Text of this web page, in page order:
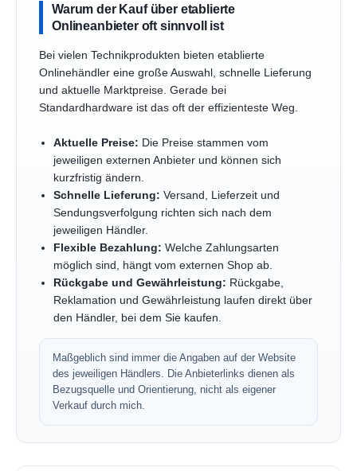
Warum der Kauf über etablierte
Onlineanbieter oft sinnvoll ist
Bei vielen Technikprodukten bieten etablierte
Onlinehändler eine große Auswahl, schnelle Lieferung
und aktuelle Marktpreise. Gerade bei
Standardhardware ist das oft der effizienteste Weg.
Aktuelle Preise: Die Preise stammen vom
jeweiligen externen Anbieter und können sich
kurzfristig ändern.
Schnelle Lieferung: Versand, Lieferzeit und
Sendungsverfolgung richten sich nach dem
jeweiligen Händler.
Flexible Bezahlung: Welche Zahlungsarten
möglich sind, hängt vom externen Shop ab.
Rückgabe und Gewährleistung: Rückgabe,
Reklamation und Gewährleistung laufen direkt über
den Händler, bei dem Sie kaufen.
Maßgeblich sind immer die Angaben auf der Website
des jeweiligen Händlers. Die Anbieterlinks dienen als
Bezugsquelle und Orientierung, nicht als eigener
Verkauf durch mich.